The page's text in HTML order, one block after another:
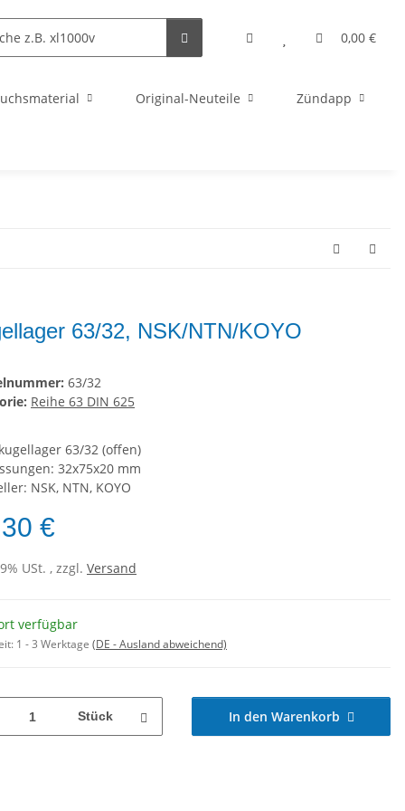
0,00 €
Original-Neuteile Zündapp
63/32, NSK/NTN/KOYO
63/32
Reihe 63 DIN 625
63/32 (offen)
32x75x20 mm
NSK, NTN, KOYO
€
USt. , zzgl. Versand
verfügbar
1 - 3 Werktage (DE - Ausland abweichend)
Stück In den Warenkorb